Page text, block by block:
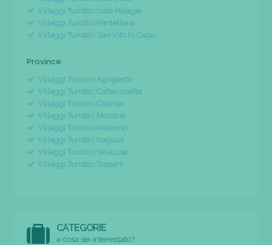
Villaggi Turistici Isole Pelagie
Villaggi Turistici Pantelleria
Villaggi Turistici San Vito lo Capo
Province
Villaggi Turistici Agrigento
Villaggi Turistici Caltanissetta
Villaggi Turistici Catania
Villaggi Turistici Messina
Villaggi Turistici Palermo
Villaggi Turistici Ragusa
Villaggi Turistici Siracusa
Villaggi Turistici Trapani
CATEGORIE
a cosa sei interessato?